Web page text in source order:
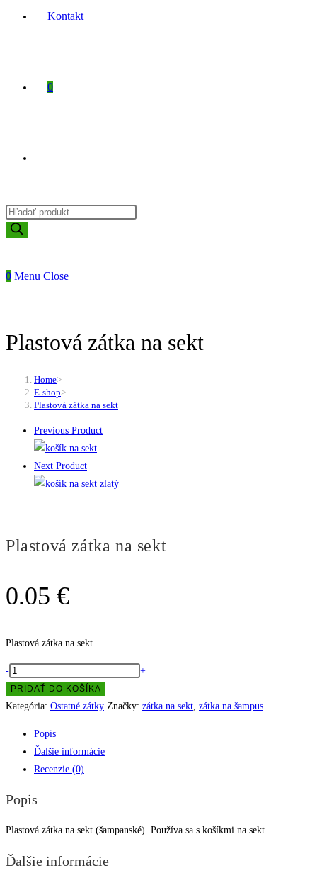
Kontakt
0
Products
search
0 Menu Close
Plastová zátka na sekt
Home>
E-shop>
Plastová zátka na sekt
Previous Product
Next Product
Plastová zátka na sekt
0.05 €
Plastová zátka na sekt
množstvo
Plastová
zátka
- +
PRIDAŤ DO KOŠÍKA
Kategória: Ostatné zátky Značky: zátka na sekt zátka na šampus
Popis
Ďalšie informácie
Recenzie (0)
Popis
Plastová zátka na sekt (šampanské). Používa sa s košíkmi na sekt.
Ďalšie informácie